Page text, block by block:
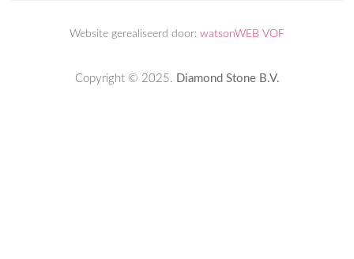
Website gerealiseerd door: watsonWEB VOF
Copyright © 2025. Diamond Stone B.V.